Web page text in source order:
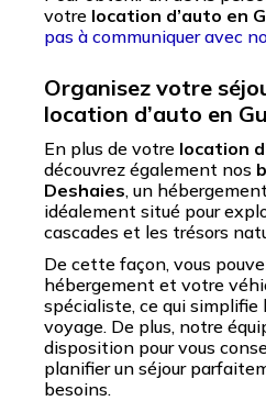
votre location d’auto en
pas à communiquer avec
Organisez votre
location d’auto en
En plus de votre location
découvrez également nos
Deshaies, un
idéalement situé pour
cascades et les trésors
De cette façon, vous
hébergement et votre
spécialiste, ce qui simplifie
voyage. De plus, notre
disposition pour vous
planifier un séjour
besoins.